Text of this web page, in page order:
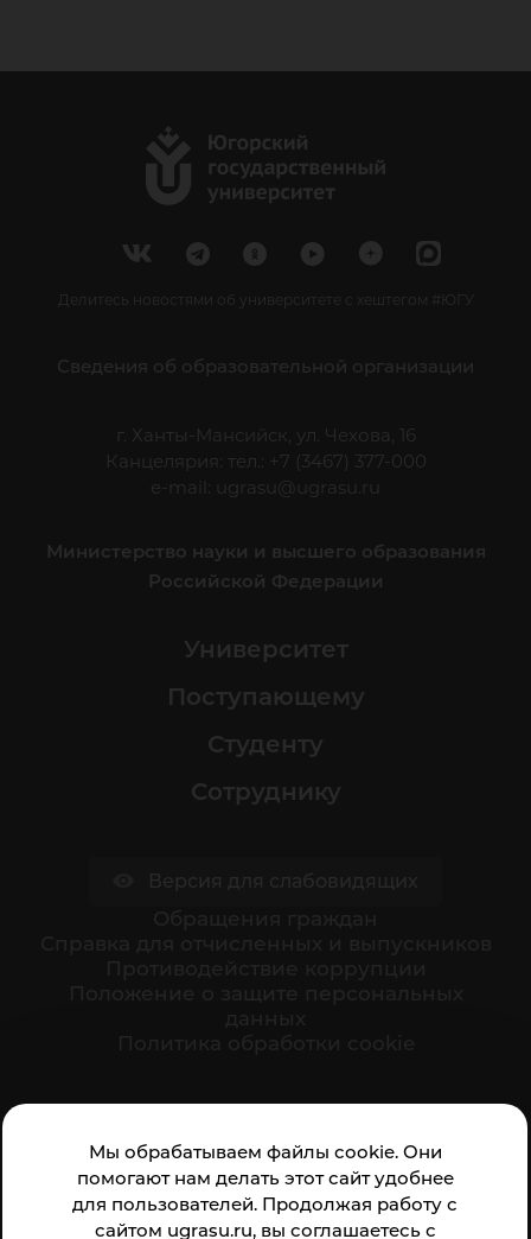
Мы обрабатываем файлы cookie. Они
помогают нам делать этот сайт удобнее
для пользователей. Продолжая работу с
сайтом ugrasu.ru, вы соглашаетесь с
Делитесь новостями об университете с хештегом #ЮГУ
Сведения об образовательной организации
г. Ханты-Мансийск, ул. Чехова, 16
Канцелярия: тел.: +7 (3467) 377-000
e-mail:
ugrasu@ugrasu.ru
Министерство науки и высшего образования
Российской Федерации
Университет
Поступающему
Студенту
Сотруднику
организации: